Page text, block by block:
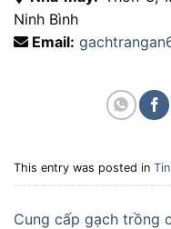
Ninh Bình
Email:
This entry was posted in
Cung cấp gạch trồng